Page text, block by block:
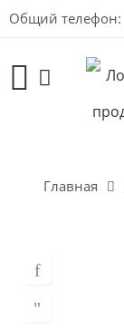
Общий телефон:
Главная